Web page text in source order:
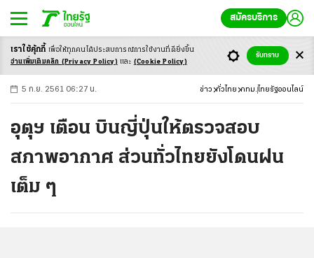
สมัครบริการ
-ก ก ก+
5 ก.ย. 2561 06:27 น. ข่าว ทั่วไทย กทม. ไทยรัฐออนไลน์
อุตุฯ เตือน บินญี่ปุ่นให้ตรวจสอบ
สภาพอากาศ ส่วนทั่วไทยยังโดนฝน
เต็ม ๆ
เราใช้คุ้กกี้ เพื่อให้ทุกคนได้ประสบการณ์การใช้งานที่ดียิ่งขึ้น
อ่านเพิ่มเติมคลิก (Privacy Policy) และ (Cookie Policy)
รับทราบ